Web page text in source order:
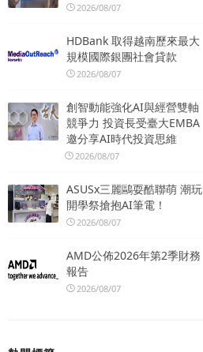
2026/08/07
HDBank 取得越南歷來最大
規模國際銀團社會貸款
2026/08/07
創智動能強化AI與經營雙軸
競爭力 投資長受臺大EMBA
邀分享AI時代投資思維
2026/08/07
ASUSx三麗鷗耍酷聯萌 潮玩
開學祭搶抱AI筆電！
2026/08/07
AMD公佈2026年第2季財務
報告
2026/08/07